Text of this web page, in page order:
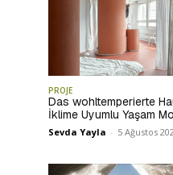
PROJE
Das wohltemperierte
İklime Uyumlu Yaşam
Sevda Yayla - 5 Ağustos